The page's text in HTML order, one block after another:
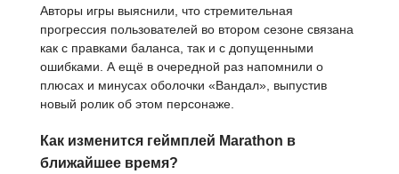
Авторы игры выяснили, что стремительная
прогрессия пользователей во втором сезоне связана
как с правками баланса, так и с допущенными
ошибками. А ещё в очередной раз напомнили о
плюсах и минусах оболочки «Вандал», выпустив
новый ролик об этом персонаже.
Как изменится геймплей Marathon в
ближайшее время?